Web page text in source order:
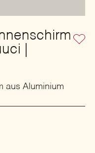
|
aus Aluminium